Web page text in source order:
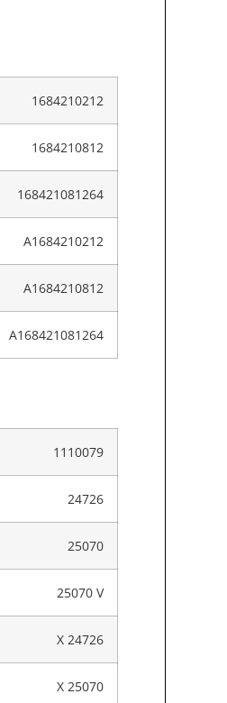
1684210212
1684210812
168421081264
A1684210212
A1684210812
A168421081264
1110079
24726
25070
25070 V
X 24726
X 25070